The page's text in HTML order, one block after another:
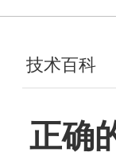
技术百科
正确